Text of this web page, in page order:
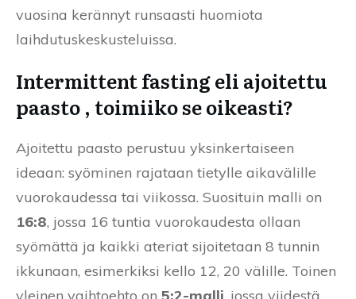
vuosina kerännyt runsaasti huomiota
laihdutuskeskusteluissa.
Intermittent fasting eli ajoitettu
paasto , toimiiko se oikeasti?
Ajoitettu paasto perustuu yksinkertaiseen
ideaan: syöminen rajataan tietylle aikavälille
vuorokaudessa tai viikossa. Suosituin malli on
16:8, jossa 16 tuntia vuorokaudesta ollaan
syömättä ja kaikki ateriat sijoitetaan 8 tunnin
ikkunaan, esimerkiksi kello 12, 20 välille. Toinen
yleinen vaihtoehto on 5:2-malli, jossa viidestä